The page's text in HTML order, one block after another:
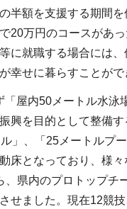
半額を支援する期間
20万円のコースがあ
に就職する場合には
幸せに暮らすことがで
屋内50メートル水
興を目的として整備
」、「25メートルプ
床となっており、様
、県内のプロトップ
せました。現在12競